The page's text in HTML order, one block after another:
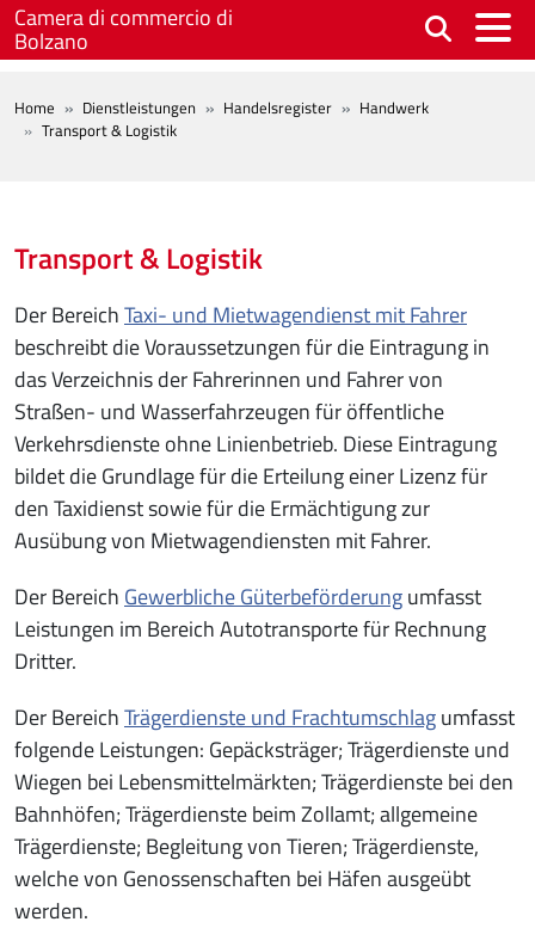
Skip to main content
Camera di commercio di
Bolzano
BREADCRUMB
Home Dienstleistungen Handelsregister
Handwerk
Transport & Logistik
Transport & Logistik
Der BereichTaxi- und Mietwagendienst mit Fahrer
beschreibt die Voraussetzungen für die Eintragung in
das Verzeichnis der Fahrerinnen und Fahrer von
Straßen- und Wasserfahrzeugen für öffentliche
Verkehrsdienste ohne Linienbetrieb. Diese Eintragung
bildet die Grundlage für die Erteilung einer Lizenz für
den Taxidienst sowie für die Ermächtigung zur
Ausübung von Mietwagendiensten mit Fahrer.
Der Bereich Gewerbliche Güterbeförderungumfasst
Leistungen im Bereich Autotransporte für Rechnung
Dritter.
Der BereichTrägerdienste und Frachtumschlagumfasst
folgende Leistungen: Gepäcksträger; Trägerdienste und
Wiegen bei Lebensmittelmärkten; Trägerdienste bei den
Bahnhöfen; Trägerdienste beim Zollamt; allgemeine
Trägerdienste; Begleitung von Tieren; Trägerdienste,
welche von Genossenschaften bei Häfen ausgeübt
werden.